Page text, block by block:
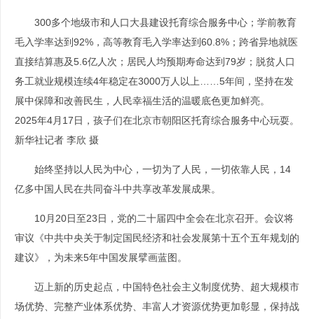
300多个地级市和人口大县建设托育综合服务中心；学前教育
毛入学率达到92%，高等教育毛入学率达到60.8%；跨省异地就医
直接结算惠及5.6亿人次；居民人均预期寿命达到79岁；脱贫人口
务工就业规模连续4年稳定在3000万人以上……5年间，坚持在发
展中保障和改善民生，人民幸福生活的温暖底色更加鲜亮。
2025年4月17日，孩子们在北京市朝阳区托育综合服务中心玩耍。
新华社记者 李欣 摄
始终坚持以人民为中心，一切为了人民，一切依靠人民，14
亿多中国人民在共同奋斗中共享改革发展成果。
10月20日至23日，党的二十届四中全会在北京召开。会议将
审议《中共中央关于制定国民经济和社会发展第十五个五年规划的
建议》，为未来5年中国发展擘画蓝图。
迈上新的历史起点，中国特色社会主义制度优势、超大规模市
场优势、完整产业体系优势、丰富人才资源优势更加彰显，保持战